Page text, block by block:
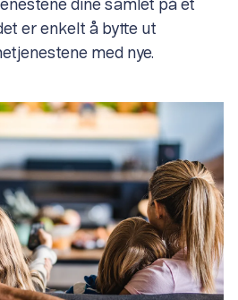
dine samlet på et
er enkelt å bytte ut
med nye.